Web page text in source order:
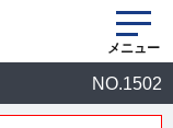
メニュー
NO.1502